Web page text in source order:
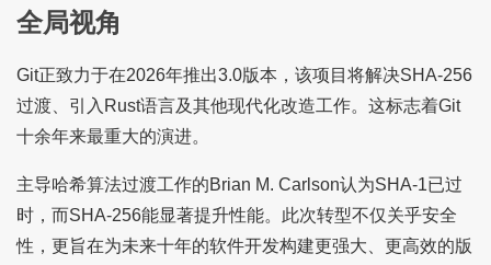
全局视角
Git正致力于在2026年推出3.0版本，该项目将解决SHA-256
过渡、引入Rust语言及其他现代化改造工作。这标志着Git
十余年来最重大的演进。
主导哈希算法过渡工作的Brian M. Carlson认为SHA-1已过
时，而SHA-256能显著提升性能。此次转型不仅关乎安全
性，更旨在为未来十年的软件开发构建更强大、更高效的版